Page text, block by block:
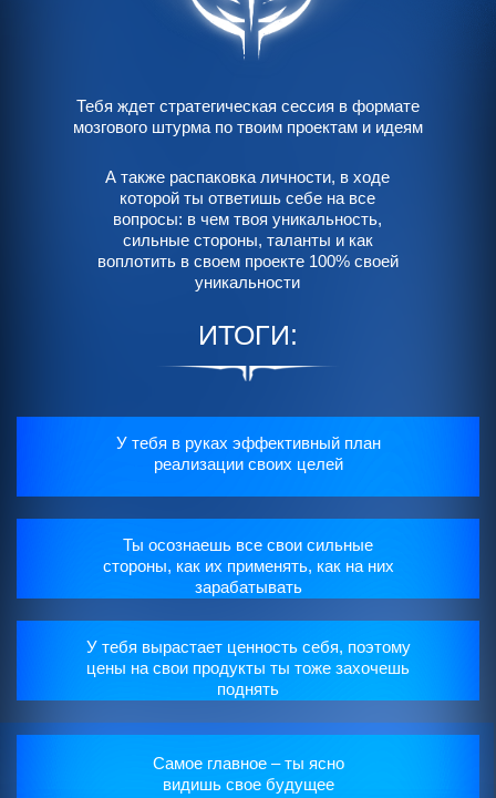
ИТОГИ:
Тебя ждет стратегическая сессия в формате
мозгового штурма по твоим проектам и идеям
А также распаковка личности, в ходе
которой ты ответишь себе на все
вопросы: в чем твоя уникальность,
сильные стороны, таланты и как
воплотить в своем проекте 100% своей
уникальности
У тебя в руках эффективный план
реализации своих целей
Ты осознаешь все свои сильные
стороны, как их применять, как на них
зарабатывать
У тебя вырастает ценность себя, поэтому
цены на свои продукты ты тоже захочешь
поднять
Самое главное – ты ясно
видишь свое будущее